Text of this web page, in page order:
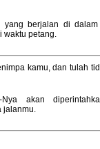
yang berjalan di
waktu petang.
kamu, dan tulah
Nya akan
jalanmu.